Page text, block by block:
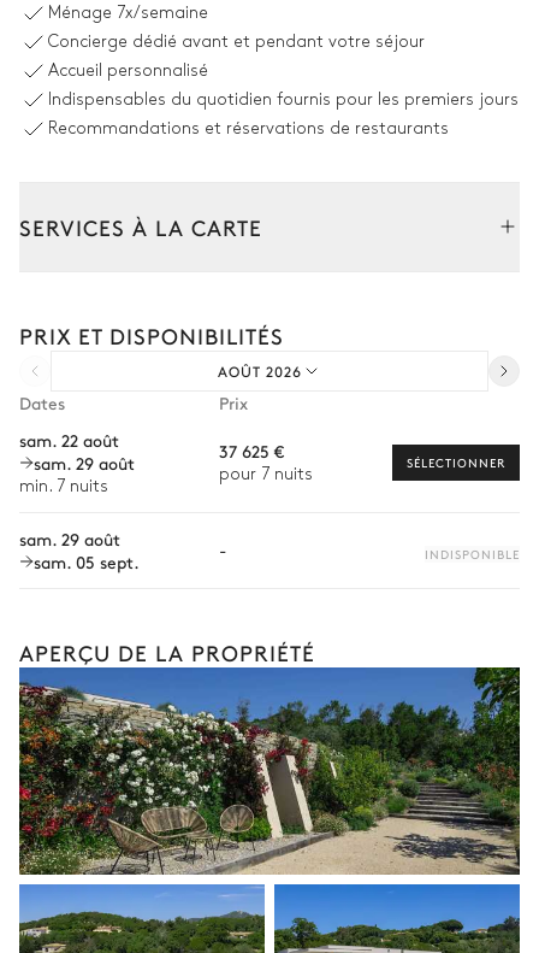
Table
Terrain de pétanque
Coin piscine
Dimensions : L = 18m, l = 6m
Vue sur la mer
Ménage 7x/semaine
Concierge dédié avant et pendant votre séjour
Accueil personnalisé
Indispensables du quotidien fournis pour les premiers jours
Recommandations et réservations de restaurants
SERVICES À LA CARTE
Transfert à l'arrivée et au départ
Courses livrées avant l'arrivée
Chef à domicile
Bien-être à domicile
Sports nautiques
Visites guidées et excursions
Visites gastronomiques
Les services et expériences proposés peuvent varier selon la
saison, la destination ou la disponibilité. Notre conciergerie
vous guidera vers les offres disponibles pour votre séjour.
PRIX ET DISPONIBILITÉS
AOÛT 2026
Dates
Prix
sam. 22 août
sam. 29 août
min. 7 nuits
37 625 €
pour 7 nuits
SÉLECTIONNER
sam. 29 août
sam. 05 sept.
- INDISPONIBLE
APERÇU DE LA PROPRIÉTÉ